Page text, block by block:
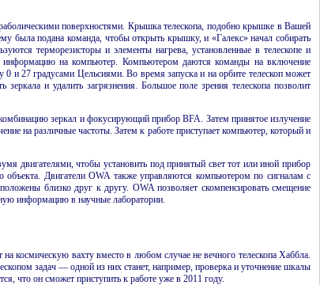
поверхностями. Крышка телескопа, подобно крышке в Вашей
была подана команда, чтобы открыть крышку, и «Галекс» начал собирать
терморезисторы и элементы нагрева, установленные в телескопе и
информацию на компьютер. Компьютером даются команды на включение
0 и 27 градусами Цельсиями. Во время запуска и на орбите телескоп может
и удалить загрязнения. Большое поле зрения телескопа позволит
зеркал и фокусирующий прибор BFA. Затем принятое излучение
на различные частоты. Затем к работе приступает компьютер, который и
двигателями, чтобы установить под принятый свет тот или иной прибор
Двигатели OWA также управляются компьютером по сигналам с
близко друг к другу. OWA позволяет скомпенсировать смещение
информацию в научные лаборатории.
космическую вахту вместо в любом случае не вечного телескопа Хаббла.
задач — одной из них станет, например, проверка и уточнение шкалы
что он сможет приступить к работе уже в 2011 году.